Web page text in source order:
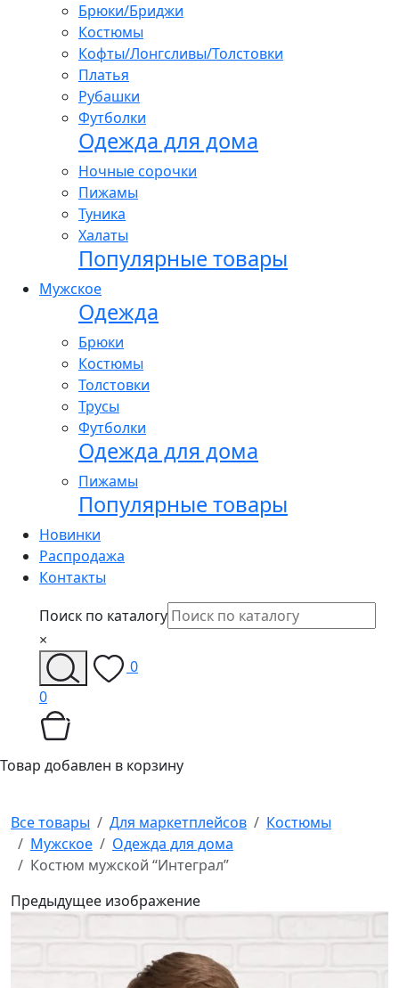
Брюки/Бриджи
Костюмы
Кофты/Лонгсливы/Толстовки
Платья
Рубашки
Футболки
Одежда для дома
Ночные сорочки
Пижамы
Туника
Халаты
Популярные товары
Мужское
Одежда
Брюки
Костюмы
Толстовки
Трусы
Футболки
Одежда для дома
Пижамы
Популярные товары
Новинки
Распродажа
Контакты
Поиск по каталогу
×
0
0
Товар добавлен в корзину
Все товары Для маркетплейсов
Костюмы
Мужское
Одежда для дома
Костюм мужской “Интеграл”
Предыдущее изображение